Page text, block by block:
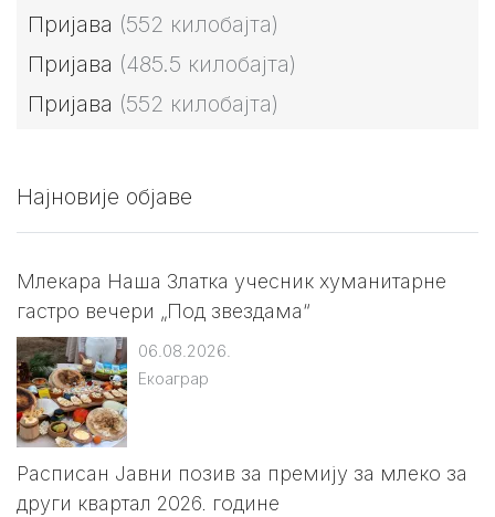
Пријава (552 килобајта)
Пријава (485.5 килобајта)
Пријава (552 килобајта)
Најновије објаве
Млекара Наша Златка учесник хуманитарне
гастро вечери „Под звездама“
06.08.2026.
Екоаграр
Расписан Јавни позив за премију за млеко за
други квартал 2026. године